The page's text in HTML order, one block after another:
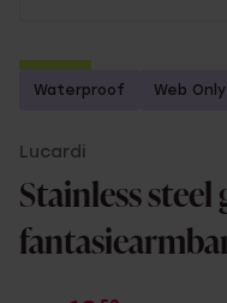
-50%
Waterproof Web Only
Lucardi
Stainless